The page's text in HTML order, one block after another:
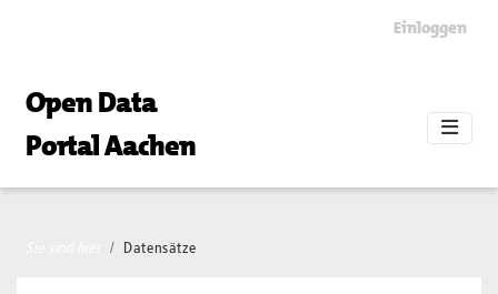
Einloggen
Open Data
Portal Aachen
Datensätze